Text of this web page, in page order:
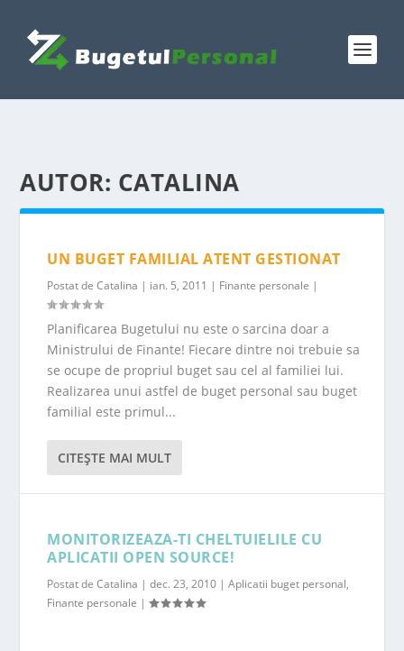
AUTOR: CATALINA
UN BUGET FAMILIAL ATENT GESTIONAT
Postat deCatalina | ian. 5, 2011 | Finante personale |
Planificarea Bugetului nu este o sarcina doar a
Ministrului de Finante! Fiecare dintre noi trebuie sa
se ocupe de propriul buget sau cel al familiei lui.
Realizarea unui astfel de buget personal sau buget
familial este primul...
CITEŞTE MAI MULT
MONITORIZEAZA-TI CHELTUIELILE CU
APLICATII OPEN SOURCE!
Postat deCatalina |dec. 23, 2010 |Aplicatii buget personal,
Finante personale |